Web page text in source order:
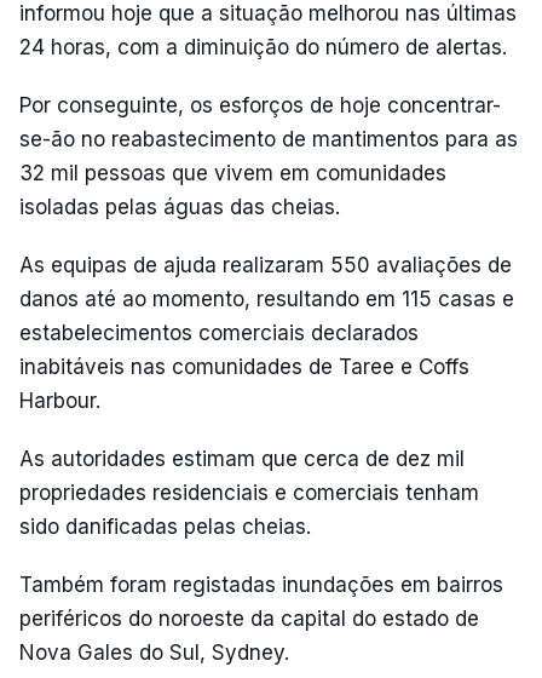
informou hoje que a situação melhorou nas últimas
24 horas, com a diminuição do número de alertas.
Por conseguinte, os esforços de hoje concentrar-
se-ão no reabastecimento de mantimentos para as
32 mil pessoas que vivem em comunidades
isoladas pelas águas das cheias.
As equipas de ajuda realizaram 550 avaliações de
danos até ao momento, resultando em 115 casas e
estabelecimentos comerciais declarados
inabitáveis nas comunidades de Taree e Coffs
Harbour.
As autoridades estimam que cerca de dez mil
propriedades residenciais e comerciais tenham
sido danificadas pelas cheias.
Também foram registadas inundações em bairros
periféricos do noroeste da capital do estado de
Nova Gales do Sul, Sydney.